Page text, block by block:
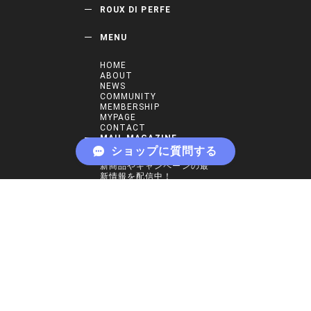
ROUX DI PERFE
MENU
HOME
ABOUT
NEWS
COMMUNITY
MEMBERSHIP
MYPAGE
CONTACT
MAIL MAGAZINE
新商品やキャンペーンの最
新情報を配信中！
ショップに質問する